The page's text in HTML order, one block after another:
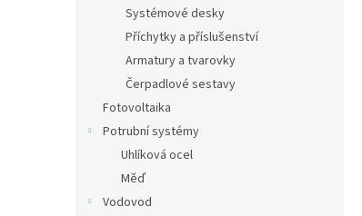
Systémové desky
Příchytky a příslušenství
Armatury a tvarovky
Čerpadlové sestavy
Fotovoltaika
Potrubní systémy
Uhlíková ocel
Měď
Vodovod